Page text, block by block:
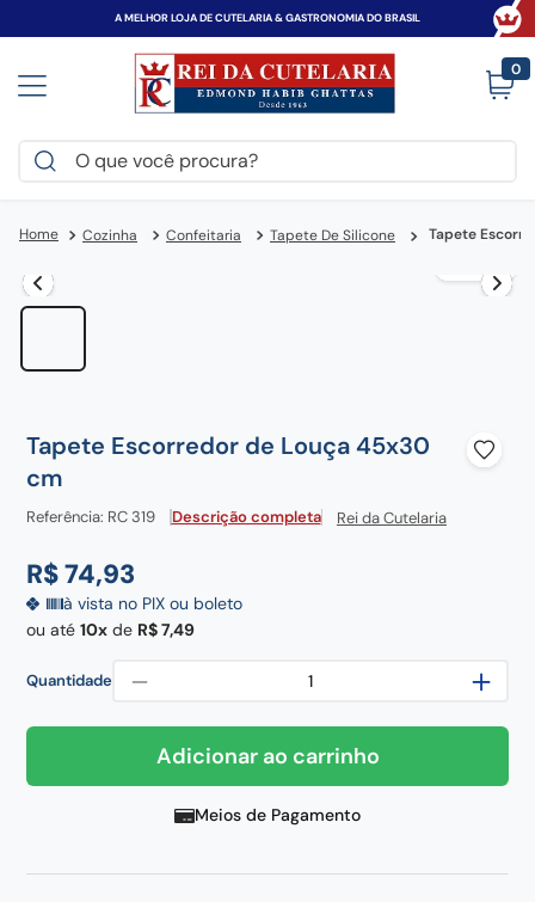
A MELHOR LOJA DE CUTELARIA & GASTRONOMIA DO BRASIL
0
O que você procura?
Cozinha Confeitaria Tapete De Silicone Tapete
Tapete Escorredor de Louça 45x30
cm
Referência: RC 319 Descrição completa Rei da Cutelaria
R$74,93
à vista no PIX ou boleto
ou até 10 de R$7,49
Quantidade ＋
－
Adicionar ao carrinho
Meios de Pagamento
1º victorinox
2º
4º espada
6 º tramontina
9º pedra
10º chaira